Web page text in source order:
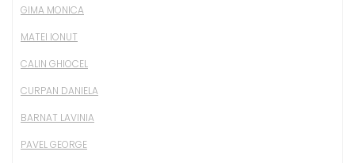
GIMA MONICA
MATEI IONUT
CALIN GHIOCEL
CURPAN DANIELA
BARNAT LAVINIA
PAVEL GEORGE